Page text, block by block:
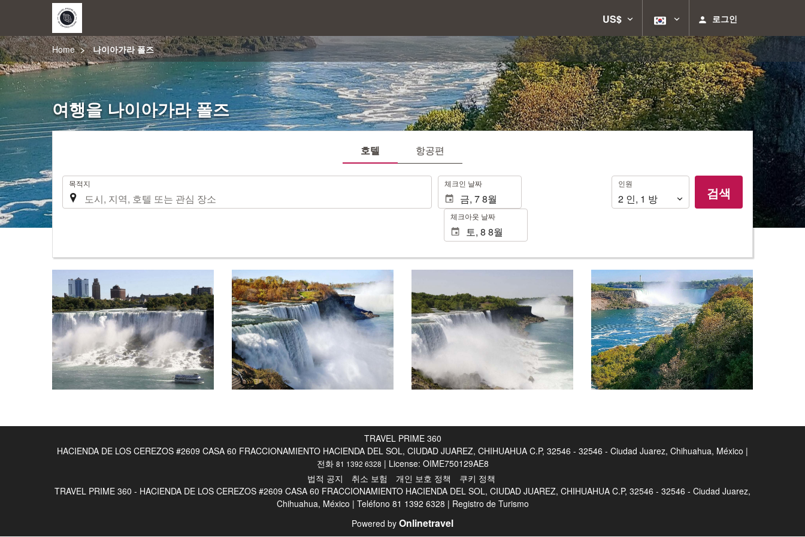
US$ 로그인
Home 나이아가라 폴즈
여행을 나이아가라 폴즈
호텔 항공편
. 목적지 . 체크인 날짜
체크아웃 날짜
인
원
인원
2 인, 1 방 검색
TRAVEL PRIME 360
HACIENDA DE LOS CEREZOS #2609 CASA 60 FRACCIONAMIENTO HACIENDA DEL SOL, CIUDAD JUAREZ, CHIHUAHUA C.P, 32546 - 32546 - Ciudad Juarez, Chihuahua, México |
전화 81 1392 6328 | License: OIME750129AE8
법적 공지
취소 보험 개인 보호 정책
쿠키 정책
TRAVEL PRIME 360 - HACIENDA DE LOS CEREZOS #2609 CASA 60 FRACCIONAMIENTO HACIENDA DEL SOL, CIUDAD JUAREZ, CHIHUAHUA C.P, 32546 - 32546 - Ciudad Juarez,
Chihuahua, México | Teléfono 81 1392 6328 | Registro de Turismo
Powered by Onlinetravel